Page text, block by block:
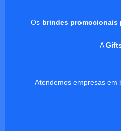
Os brindes promocionais
A
Atendemos empresas em